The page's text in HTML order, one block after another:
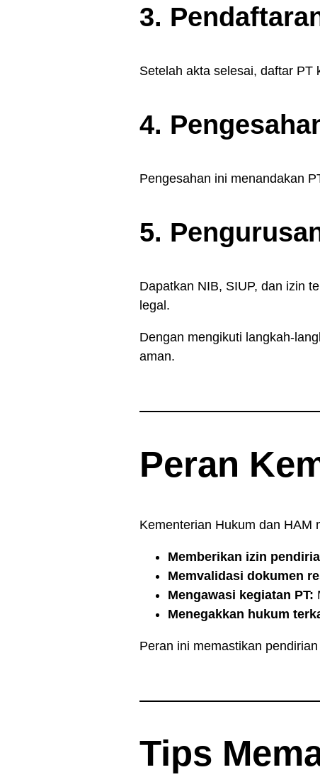
3.
Setelah akta selesai, daftar PT
4.
Pengesahan ini menandakan
5.
Dapatkan NIB, SIUP, dan izin
legal.
Dengan mengikuti langkah-
aman.
Peran
Kementerian Hukum dan HAM
Memberikan izin
Memvalidasi dokumen
Mengawasi kegiatan PT:
Menegakkan hukum
Peran ini memastikan
Tips